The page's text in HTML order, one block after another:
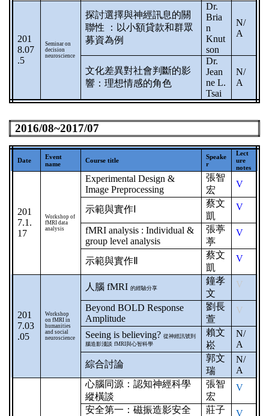
201
8.07
.5
Seminar on
decision
neuroscience
探討選擇與神經訊息的關
聯性
：以小額貸款和群眾
募資為例
Dr.
Bria
n
Knut
son
N/
A
文化差異對社會判斷的影
響：理想情感的角色
Dr.
Jean
ne L.
Tsai
N/
A
2016/08~2017/07
Date
Event
name
Course title
Speake
r
Lect
ure
notes
201
7.1.
17
Workshop of
fMRI data
analysis
Experimental Design &
Image Preprocessing
張智
宏
V
示範與實作
蔡文
凱
V
fMRI analysis : Individual &
group level analysis
張葶
葶
V
示範與實作
蔡文
凱
V
201
7.03
.05
Workshop
on fMRI in
humanities
and social
neuroscience
人腦 fMRI的經驗分享
鐘孝
文
V
Beyond BOLD Response
Amplitude
劉長
萱
V
Seeing is believing?從神經訊號到
腦造影淺談 fMRI與心智科學
賴文
崧
N/
A
綜合討論
郭文
瑞
N/
A
心腦同源：認知神經科學
縱橫談
張智
宏
V
安全第一：磁振造影安全 莊子 V